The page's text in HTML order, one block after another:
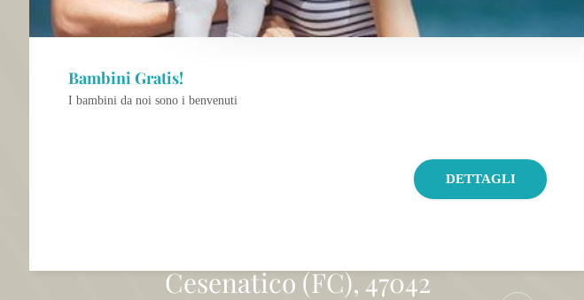
Bambini Gratis!
I bambini da noi sono i benvenuti
DETTAGLI
Cesenatico (FC), 47042